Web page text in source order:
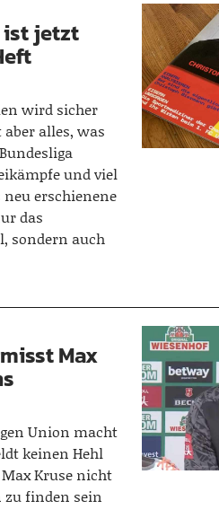
ist jetzt
wird sicher
alles, was
und viel
erschienene
das
sondern auch
Max
Union macht
keinen Hehl
Kruse nicht
finden sein